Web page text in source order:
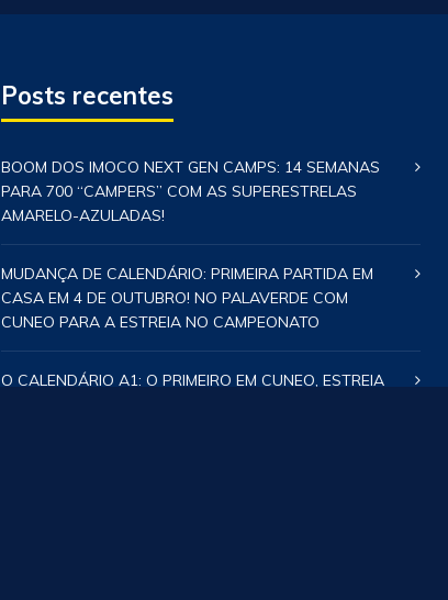
Posts recentes
BOOM DOS IMOCO NEXT GEN CAMPS: 14 SEMANAS
PARA 700 “CAMPERS” COM AS SUPERESTRELAS
AMARELO-AZULADAS!
MUDANÇA DE CALENDÁRIO: PRIMEIRA PARTIDA EM
CASA EM 4 DE OUTUBRO! NO PALAVERDE COM
CUNEO PARA A ESTREIA NO CAMPEONATO
O CALENDÁRIO A1: O PRIMEIRO EM CUNEO, ESTREIA